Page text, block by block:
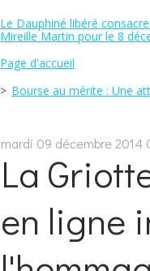
Le Dauphiné libéré
Mireille Martin pour le 8
Page d'accueil
Bourse au mérite : Une
mardi 09 décembre 2014
La
en ligne